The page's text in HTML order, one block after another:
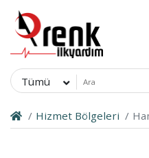
Tümü
Hizmet Bölgeleri